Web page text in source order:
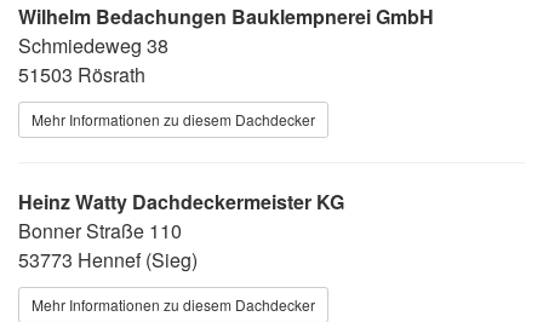
Wilhelm Bedachungen Bauklempnerei GmbH
Schmiedeweg 38
51503 Rösrath
Mehr Informationen zu diesem Dachdecker
Heinz Watty Dachdeckermeister KG
Bonner Straße 110
53773 Hennef (Sieg)
Mehr Informationen zu diesem Dachdecker